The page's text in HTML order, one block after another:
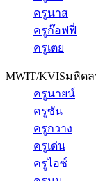
ครูนาส
ครูก๊อฟฟี่
ครูเตย
MWIT/KVISมหิดล
ครูนายน์
ครูซัน
ครูกวาง
ครูเด่น
ครูไอซ์